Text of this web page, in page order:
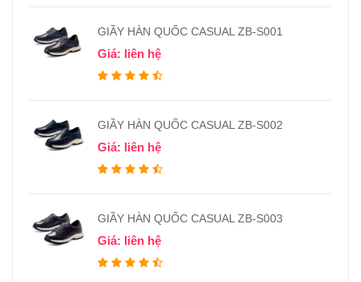
GIẦY HÀN QUỐC CASUAL ZB-S001
Giá: liên hệ
GIẦY HÀN QUỐC CASUAL ZB-S002
Giá: liên hệ
GIẦY HÀN QUỐC CASUAL ZB-S003
Giá: liên hệ